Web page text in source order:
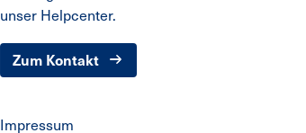
Impressum
unser Helpcenter.
Zum Kontakt